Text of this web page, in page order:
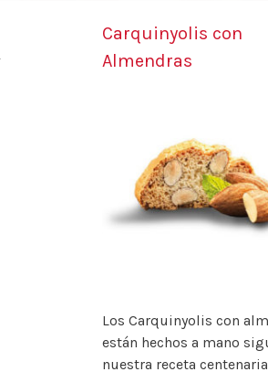
Carquinyolis con
Almendras
Los Carquinyolis con
están hechos a mano
nuestra receta